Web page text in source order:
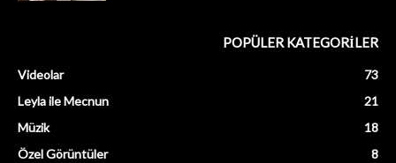
POPÜLER KATEGORİLER
Videolar
73
Leyla ile Mecnun
21
Müzik
18
Özel Görüntüler
8